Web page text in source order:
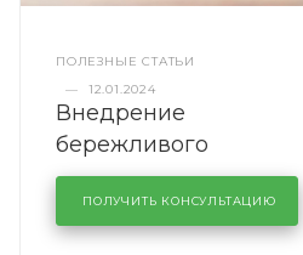
ПОЛЕЗНЫЕ СТАТЬИ
—
12.01.2024
Внедрение
бережливого
производства в
кузовном сервисе
KUTUZOVV
ПОЛУЧИТЬ КОНСУЛЬТАЦИЮ